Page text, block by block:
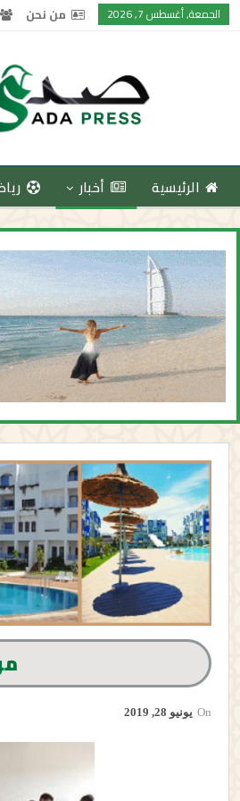
الجمعة, أغسطس 7, 2026 من نحن
الرئيسية أخبار
On يونيو 28, 2019